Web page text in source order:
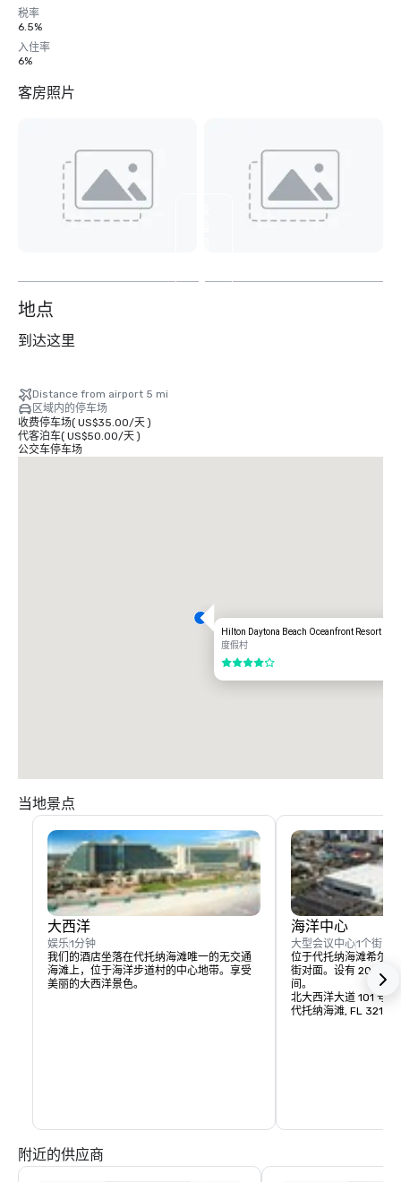
税率
6.5%
入住率
6%
客房照片
2
地点
到达这里
Distance from airport 5 mi
区域内的停车场
收费停车场( US$35.00/天)
代客泊车( US$50.00/天)
公交车停车场
Hilton Daytona Beach Oceanfront Resort
度假村
4/5
当地景点
大西洋
娱乐1分钟
我们的酒店坐落在代托纳海滩唯一的无交通
海滩上，位于海洋步道村的中心地带。享受
美丽的大西洋景色。
海洋中心
大型会议中心1个街区
位于代托纳海滩希尔
街对面。设有
间。
北大西洋大道 101 号
代托纳海滩, FL 32118
附近的供应商